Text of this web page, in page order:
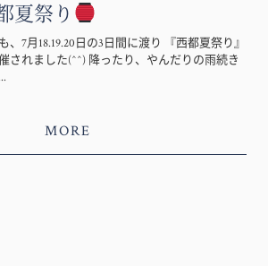
夏祭り
、7月18.19.20日の3日間に渡り 『西都夏祭り』
されました(^^) 降ったり、やんだりの雨続き
MORE